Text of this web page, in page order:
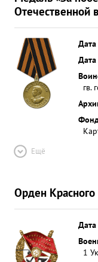
Отечественной
гв.
Ещё
Орден
1